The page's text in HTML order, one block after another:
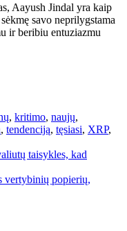
Aayush Jindal yra kaip
savo neprilygstama
ir beribiu entuziazmu
, kritimo, naujų,
, tendenciją, tęsiasi, XRP,
taisykles, kad
vertybinių popierių,